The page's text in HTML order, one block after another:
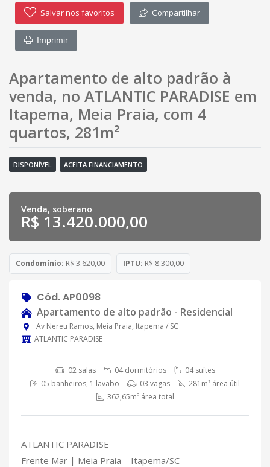
Salvar nos favoritos Compartilhar
Imprimir
Apartamento de alto padrão à
venda, no ATLANTIC PARADISE em
Itapema, Meia Praia, com 4
quartos, 281m²
DISPONÍVEL ACEITA FINANCIAMENTO
Venda, soberano
R$ 13.420.000,00
Condomínio: R$ 3.620,00 IPTU: R$ 8.300,00
Cód. AP0098
Apartamento de alto padrão - Residencial
Av Nereu Ramos, Meia Praia, Itapema / SC
ATLANTIC PARADISE
02 salas 04 dormitórios
04 suítes
05 banheiros, 1 lavabo
03 vagas
281m² área útil
362,65m² área total
ATLANTIC PARADISE
Frente Mar | Meia Praia – Itapema/SC